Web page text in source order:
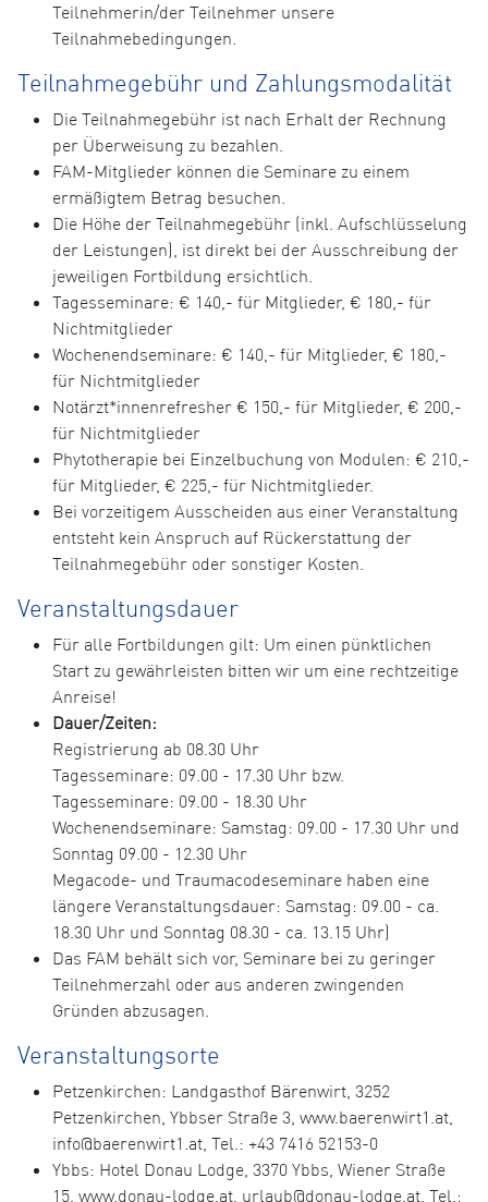
Teilnehmerin/der Teilnehmer unsere
Teilnahmebedingungen.
Teilnahmegebühr und Zahlungsmodalität
Die Teilnahmegebühr ist nach Erhalt der Rechnung
per Überweisung zu bezahlen.
FAM-Mitglieder können die Seminare zu einem
ermäßigtem Betrag besuchen.
Die Höhe der Teilnahmegebühr (inkl. Aufschlüsselung
der Leistungen), ist direkt bei der Ausschreibung der
jeweiligen Fortbildung ersichtlich.
Tagesseminare: € 140,- für Mitglieder, € 180,- für
Nichtmitglieder
Wochenendseminare: € 140,- für Mitglieder, € 180,-
für Nichtmitglieder
Notärzt*innenrefresher € 150,- für Mitglieder, € 200,-
für Nichtmitglieder
Phytotherapie bei Einzelbuchung von Modulen: € 210,-
für Mitglieder, € 225,- für Nichtmitglieder.
Bei vorzeitigem Ausscheiden aus einer Veranstaltung
entsteht kein Anspruch auf Rückerstattung der
Teilnahmegebühr oder sonstiger Kosten.
Veranstaltungsdauer
Für alle Fortbildungen gilt: Um einen pünktlichen
Start zu gewährleisten bitten wir um eine rechtzeitige
Anreise!
Dauer/Zeiten:
Registrierung ab 08.30 Uhr
Tagesseminare: 09.00 - 17.30 Uhr bzw.
Tagesseminare: 09.00 - 18.30 Uhr
Wochenendseminare: Samstag: 09.00 - 17.30 Uhr und
Sonntag 09.00 - 12.30 Uhr
Megacode- und Traumacodeseminare haben eine
längere Veranstaltungsdauer: Samstag: 09.00 - ca.
18.30 Uhr und Sonntag 08.30 - ca. 13.15 Uhr)
Das FAM behält sich vor, Seminare bei zu geringer
Teilnehmerzahl oder aus anderen zwingenden
Gründen abzusagen.
Veranstaltungsorte
Petzenkirchen: Landgasthof Bärenwirt, 3252
Petzenkirchen, Ybbser Straße 3, www.baerenwirt1.at,
info@baerenwirt1.at, Tel.: +43 7416 52153-0
Ybbs: Hotel Donau Lodge, 3370 Ybbs, Wiener Straße
15, www.donau-lodge.at, urlaub@donau-lodge.at, Tel.: